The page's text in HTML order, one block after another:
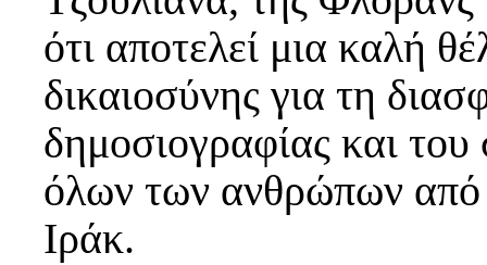
ότι αποτελεί μια καλή
δικαιοσύνης για τη
δημοσιογραφίας και
όλων των ανθρώπων από
Ιράκ.